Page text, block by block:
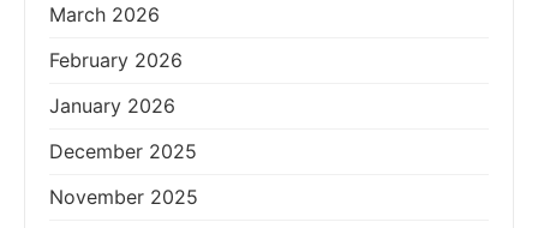
March 2026
February 2026
January 2026
December 2025
November 2025